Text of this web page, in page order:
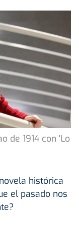
de 1914 con 'Lo
histórica
el pasado nos